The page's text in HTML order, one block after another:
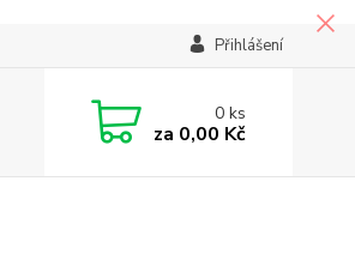
Přihlášení
0ks
za 0,00 Kč